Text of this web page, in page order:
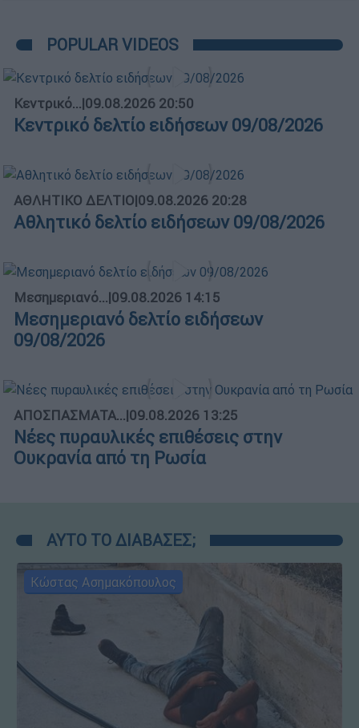
POPULAR VIDEOS
Κεντρικό...|09.08.2026 20:50
Κεντρικό δελτίο ειδήσεων 09/08/2026
ΑΘΛΗΤΙΚΟ ΔΕΛΤΙΟ|09.08.2026 20:28
Αθλητικό δελτίο ειδήσεων 09/08/2026
Μεσημεριανό...|09.08.2026 14:15
Μεσημεριανό δελτίο ειδήσεων
09/08/2026
ΑΠΟΣΠΑΣΜΑΤΑ...|09.08.2026 13:25
Νέες πυραυλικές επιθέσεις στην
Ουκρανία από τη Ρωσία
ΑΥΤΟ ΤΟ ΔΙΑΒΑΣΕΣ;
Κώστας Ασημακόπουλος